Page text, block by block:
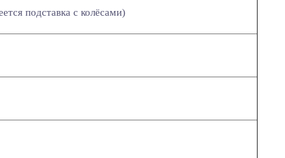
подставка с колёсами)